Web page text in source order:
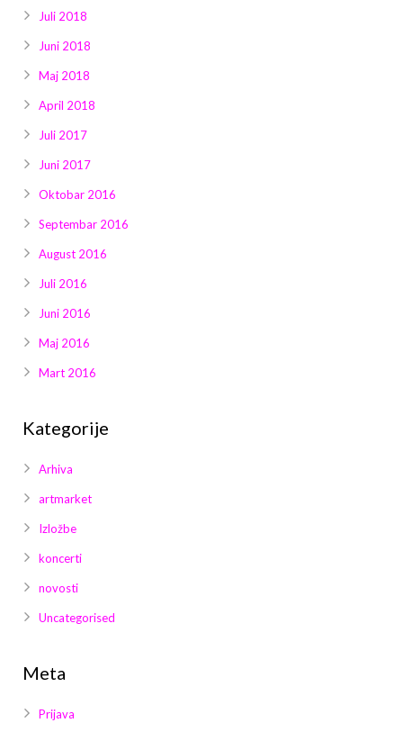
Juli 2018
Juni 2018
Maj 2018
April 2018
Juli 2017
Juni 2017
Oktobar 2016
Septembar 2016
August 2016
Juli 2016
Juni 2016
Maj 2016
Mart 2016
Kategorije
Arhiva
artmarket
Izložbe
koncerti
novosti
Uncategorised
Meta
Prijava